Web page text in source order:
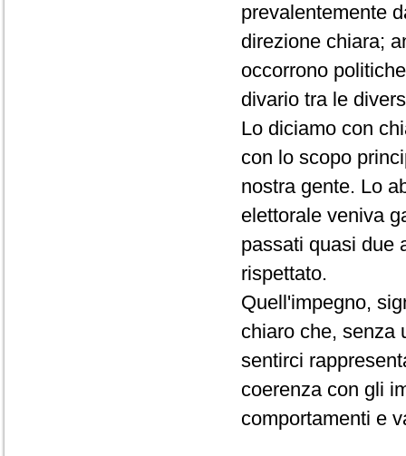
prevalentemente
direzione chiara;
occorrono
divario tra le
Lo diciamo con
con lo scopo
nostra gente. Lo
elettorale veniva
passati quasi due
rispettato.
Quell'impegno,
chiaro che, senza
sentirci
coerenza con gli
comportamenti e